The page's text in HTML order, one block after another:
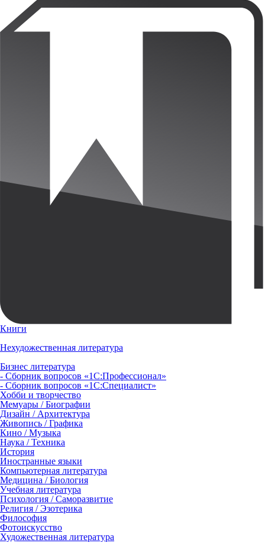
Книги
Нехудожественная литература
Бизнес литература
- Сборник вопросов «1С:Профессионал»
- Сборник вопросов «1С:Специалист»
Хобби и творчество
Мемуары / Биографии
Дизайн / Архитектура
Живопись / Графика
Кино / Музыка
Наука / Техника
История
Иностранные языки
Компьютерная литература
Медицина / Биология
Учебная литература
Психология / Саморазвитие
Религия / Эзотерика
Философия
Фотоискусство
Художественная литература